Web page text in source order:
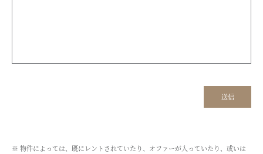
※ 物件によっては、既にレントされていたり、オファーが入っていたり、或いは